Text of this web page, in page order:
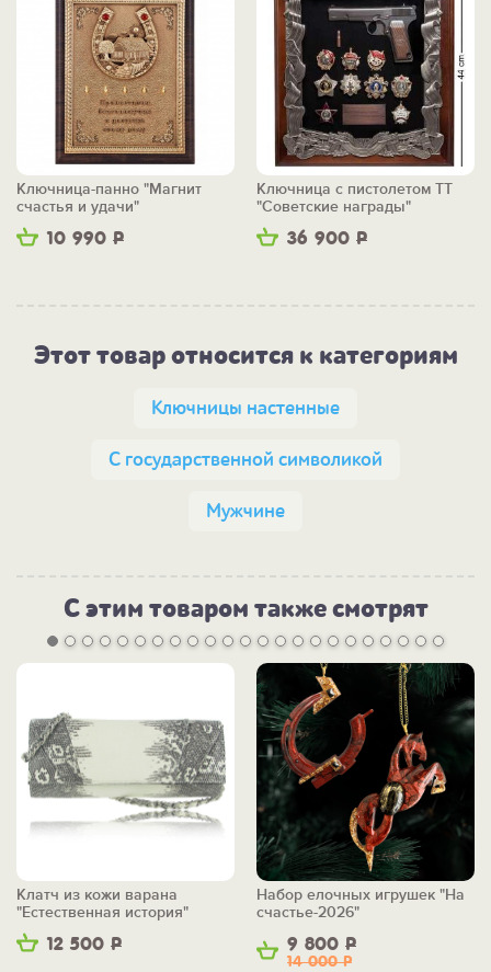
10 990 Р
Ключница-панно "Магнит
счастья и удачи"
36 900 Р
Ключница с пистолетом ТТ
"Советские награды"
Этот товар относится к категориям
Ключницы настенные
С государственной символикой
Мужчине
С этим товаром также смотрят
12 500 Р
Клатч из кожи варана
"Естественная история"
9 800 Р
14 000Р
Набор елочных игрушек "На
счастье-2026"